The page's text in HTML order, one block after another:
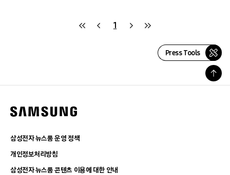
1
Press Tools
삼성전자 뉴스룸 운영 정책
개인정보처리방침
삼성전자 뉴스룸 콘텐츠 이용에 대한 안내